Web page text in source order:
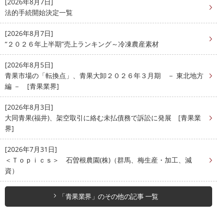
法的手続開始決定一覧
[2026年8月7日]
“２０２６年上半期”売上ランキング～冷凍農産素材
[2026年8月5日]
青果市場の「転換点」、青果大卸２０２６年３月期 － 東北地方
編 － [青果業界]
[2026年8月3日]
大同青果(福井)、架空取引に絡む未払債務で訴訟に発展 [青果業
界]
[2026年7月31日]
＜Ｔｏｐｉｃｓ＞ 石曽根農園(株)（群馬、梅生産・加工、減
資）
「青果業界」のその他の記事 一覧